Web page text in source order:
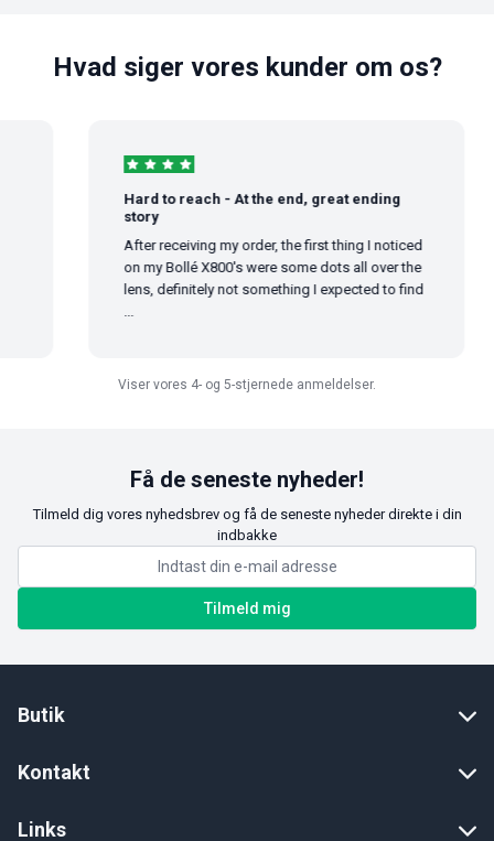
Hvad siger vores kunder om os?
Hard to reach - At the end, great ending
story
After receiving my order, the first thing I noticed
on my Bollé X800's were some dots all over the
lens, definitely not something I expected to find
Viser vores 4- og 5-stjernede anmeldelser.
Få de seneste nyheder!
Tilmeld dig vores nyhedsbrev og få de seneste nyheder direkte i din
indbakke
Tilmeld mig
Butik
Kontakt
Links